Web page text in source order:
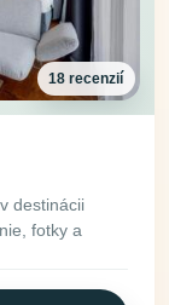
18 recenzií
destinácii
fotky a